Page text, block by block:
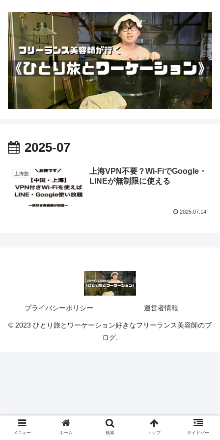
2025-07
上海旅
上海VPN不要？Wi-FiでGoogle・
LINEが無制限に使える
2025.07.14
プライバシーポリシー 運営者情報
© 2023 ひとり旅とワーケーション好きなフリーランス美容師のブ
ログ.
メニュー ホーム 検索 トップ サイドバー